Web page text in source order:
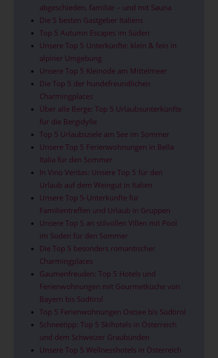
abgeschieden, familiär – und mit Sauna
Die 5 besten Gastgeber Italiens
Top 5 Autumn Escapes im Süden
Unsere Top 5 Unterkünfte: klein & fein in
alpiner Umgebung
Unsere Top 5 Kleinode am Mittelmeer
Die Top 5 der hundefreundlichen
Charmingplaces
Über alle Berge: Top 5 Urlaubsunterkünfte
für die Bergidylle
Top 5 Urlaubsziele am See im Sommer
Unsere Top 5 Ferienwohnungen in Bella
Italia für den Sommer
In Vino Veritas: Unsere Top 5 für den
Urlaub auf dem Weingut in Italien
Unsere Top 5-Unterkünfte für
Familientreffen und Urlaub in Gruppen
Unsere Top 5 an stilvollen Villen mit Pool
im Süden für den Sommer
Die Top 5 besonders romantischer
Charmingplaces
Gaumenfreuden: Top 5 Hotels und
Ferienwohnungen mit Gourmetküche von
Bayern bis Südtirol
Top 5 Ferienwohnungen Ostsee bis Südtirol
Schneetipp: Top 5 Skihotels in Österreich
und dem Schweizer Graubünden
Unsere Top 5 Wellnesshotels in Österreich